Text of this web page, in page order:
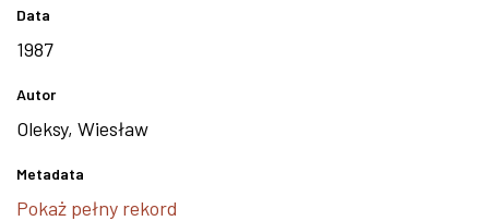
Data
1987
Autor
Oleksy, Wiesław
Metadata
Pokaż pełny rekord